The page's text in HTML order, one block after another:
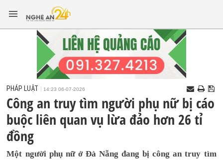
PHÁP LUẬT 14:23 06-07-2026
Công an truy tìm người phụ nữ bị cáo
buộc liên quan vụ lừa đảo hơn 26 tỉ
đồng
Một người phụ nữ ở Đà Nẵng đang bị công an truy tìm